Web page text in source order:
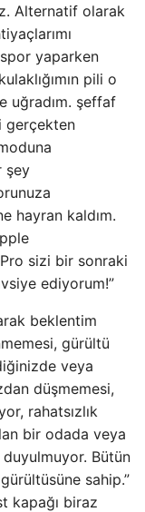
Alternatif olarak
spor yaparken
pili o
uğradım. şeffaf
gerçekten
şey
hayran kaldım.
sizi bir sonraki
ediyorum!”
beklentim
gürültü
veya
düşmemesi,
rahatsızlık
bir odada veya
Bütün
sahip.”
kapağı biraz